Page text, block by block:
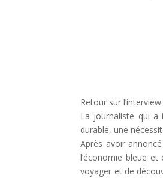
Retour sur
La journaliste qui a
durable, une
Après avoir
l’économie bleue
voyager et de